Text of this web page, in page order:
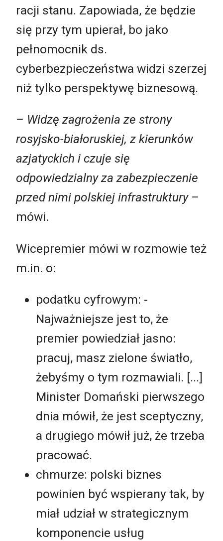
racji stanu. Zapowiada, że będzie
się przy tym upierał, bo jako
pełnomocnik ds.
cyberbezpieczeństwa widzi szerzej
niż tylko perspektywę biznesową.
– Widzę zagrożenia ze strony
rosyjsko-białoruskiej, z kierunków
azjatyckich i czuje się
odpowiedzialny za zabezpieczenie
przed nimi polskiej infrastruktury –
mówi.
Wicepremier mówi w rozmowie też
m.in. o:
podatku cyfrowym: -
Najważniejsze jest to, że
premier powiedział jasno:
pracuj, masz zielone światło,
żebyśmy o tym rozmawiali. [...]
Minister Domański pierwszego
dnia mówił, że jest sceptyczny,
a drugiego mówił już, że trzeba
pracować.
chmurze: polski biznes
powinien być wspierany tak, by
miał udział w strategicznym
komponencie usług